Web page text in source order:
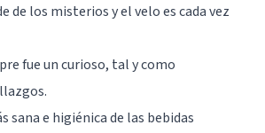
de los misterios y el velo es cada vez
fue un curioso, tal y como
sana e higiénica de las bebidas